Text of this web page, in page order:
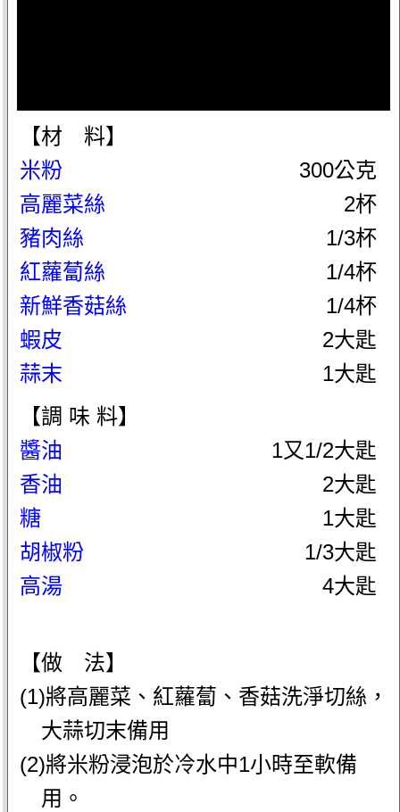
【材 料】
米粉
300公克
高麗菜絲
2杯
豬肉絲
1/3杯
紅蘿蔔絲
1/4杯
新鮮香菇絲
1/4杯
蝦皮
2大匙
蒜末
1大匙
【調 味 料】
醬油
1又1/2大匙
香油
2大匙
糖
1大匙
胡椒粉
1/3大匙
高湯
4大匙
【做 法】
(1)將高麗菜、紅蘿蔔、香菇洗淨切絲，
大蒜切末備用
(2)將米粉浸泡於冷水中1小時至軟備
用。